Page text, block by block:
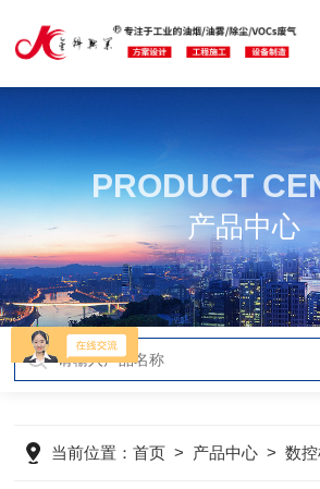
PRODUCT
产品中心
当前位置：首页 > 产品中心 >数控